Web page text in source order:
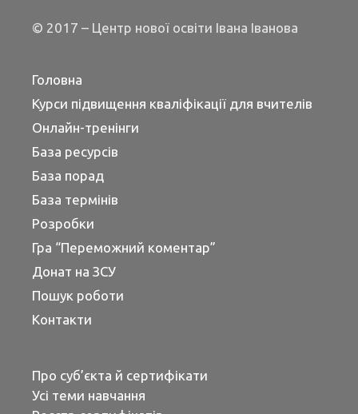
© 2017 – Центр нової освіти Івана Іванова
Головна
Курси підвищення кваліфікації для вчителів
Онлайн-тренінги
База ресурсів
База порад
База термінів
Розробки
Гра “Переможний коментар”
Донат на ЗСУ
Пошук роботи
Контакти
Про суб’єкта й сертифікати
Усі теми навчання